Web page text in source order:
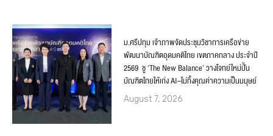
ม.ศรีปทุม เจ้าภาพจัดประชุมวิชาการเครือข่าย
พัฒนาบัณฑิตอุดมคติไทย เขตภาคกลาง ประจำปี
2569 ชู ‘The New Balance’ วางโจทย์ใหม่ปั้น
บัณฑิตไทยให้เก่ง AI–ไม่ทิ้งคุณค่าความเป็นมนุษย์
August 7, 2026